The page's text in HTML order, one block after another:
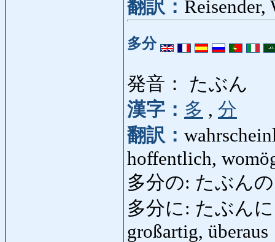
翻訳： Reisender,
多分
発音： たぶん
漢字： 多 , 分
翻訳：
hoffentlich,
多分の: たぶん
多分に: たぶんに
großartig, überaus